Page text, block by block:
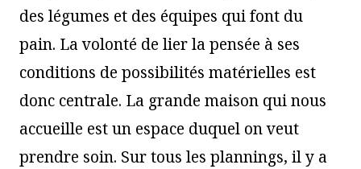
des légumes et des équipes qui font du
pain. La volonté de lier la pensée à ses
conditions de possibilités matérielles est
donc centrale. La grande maison qui nous
accueille est un espace duquel on veut
prendre soin. Sur tous les plannings, il y a